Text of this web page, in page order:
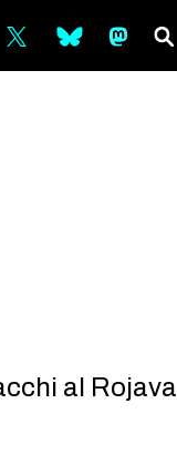
bsky ms
al Rojava